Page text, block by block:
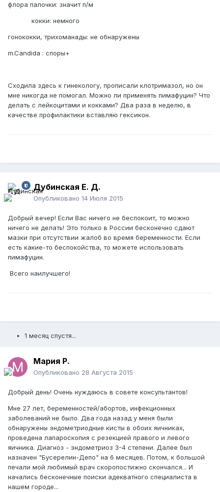
флора палочки: значит п/м
кокки: немного
гонококки, трихоманады: не обнаружены
m.Candida : споры+
Сходила здесь к гинекологу, прописали клотримазол, но он
мне никогда не помогал. Можно ли применять пимафуцин? Что
делать с лейкоцитами и кокками? Два раза в неделю, в
качестве профилактики вставляю гексикон.
Дубинская Е. Д.
Опубликовано 14 Июля 2015
Добрый вечер! Если Вас ничего не беспокоит, то можно
ничего не делать! Это только в России бесконечно сдают
мазки при отсутствии жалоб во время беременности. Если
есть какие-то беспокойства, то можете использовать
пимафуцин.
Всего наилучшего!
1 месяц спустя...
Мария Р.
Опубликовано 28 Августа 2015
Добрый день! Очень нуждаюсь в совете консультантов!
Мне 27 лет, беременностей/абортов, инфекционных
заболеваний не было. Два года назад у меня были
обнаружены эндометриодные кисты в обоих яичниках,
проведена лапароскопия с резекцией правого и левого
яичника. Диагноз - эндометриоз 3-4 степени. Далее был
назначен "Бусерелин-Депо" на 6 месяцев. Потом, к большой
печали мой любимый врач скоропостижно скончался... И
начались бесконечные поиски адекватного специалиста в
нашем городе...